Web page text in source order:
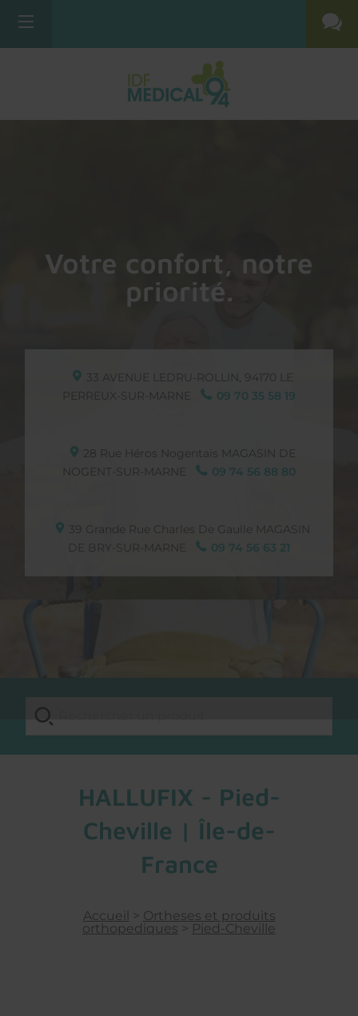
Votre confort, notre
priorité.
33 AVENUE LEDRU-ROLLIN, 94170 LE
PERREUX-SUR-MARNE
09 70 35 58 19
28 Rue Héros Nogentais
MAGASIN DE
NOGENT-SUR-MARNE
09 74 56 88 80
39 Grande Rue Charles De Gaulle
MAGASIN
DE BRY-SUR-MARNE
09 74 56 63 21
HALLUFIX - Pied-
Cheville | Île-de-
France
Accueil > Ortheses et produits
orthopediques > Pied-Cheville